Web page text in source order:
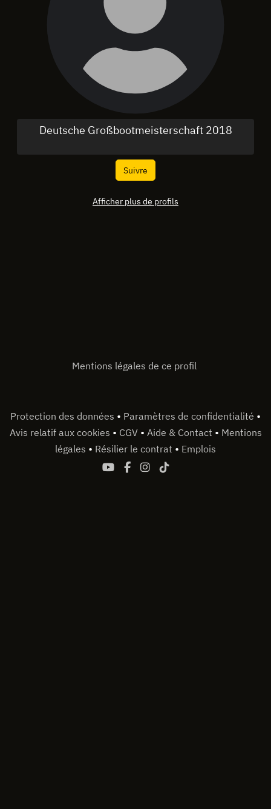
Deutsche Großbootmeisterschaft 2018
Suivre
Afficher plus de profils
Mentions légales de ce profil
Protection des données • Paramètres de confidentialité •
Avis relatif aux cookies • CGV • Aide & Contact • Mentions
légales • Résilier le contrat • Emplois